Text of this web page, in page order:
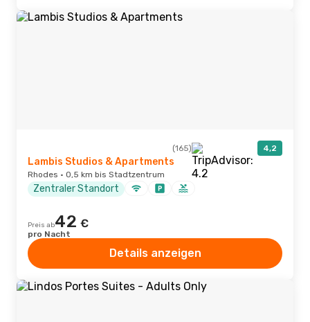
(165) 4,2
Lambis Studios & Apartments
Rhodes · 0,5 km bis Stadtzentrum
Zentraler Standort
Preis ab42 €
pro Nacht
Details anzeigen